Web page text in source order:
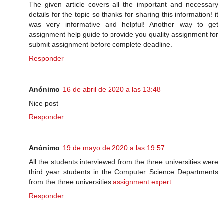
The given article covers all the important and necessary
details for the topic so thanks for sharing this information! it
was very informative and helpful! Another way to get
assignment help guide to provide you quality assignment for
submit assignment before complete deadline.
Responder
Anónimo 16 de abril de 2020 a las 13:48
Nice post
Responder
Anónimo 19 de mayo de 2020 a las 19:57
All the students interviewed from the three universities were
third year students in the Computer Science Departments
from the three universities. assignment expert
Responder